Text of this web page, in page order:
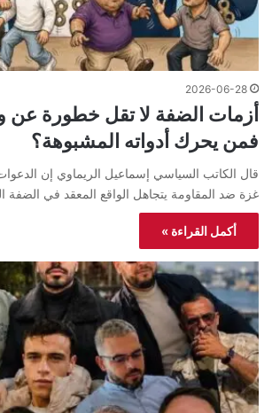
2026-06-28
أزمات الضفة لا تقل خطورة عن
فمن يحرك أدواته المشبوهة؟
قال الكاتب السياسي إسماعيل الريماوي إن
غزة ضد المقاومة يتجاهل الواقع المعقد في الضفة
أكمل القراءة »